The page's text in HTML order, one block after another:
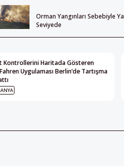
Orman Yangınları Sebebiyle
Seviyede
Kontrollerini Haritada Gösteren
Uygulaması Berlin’de Tartışma